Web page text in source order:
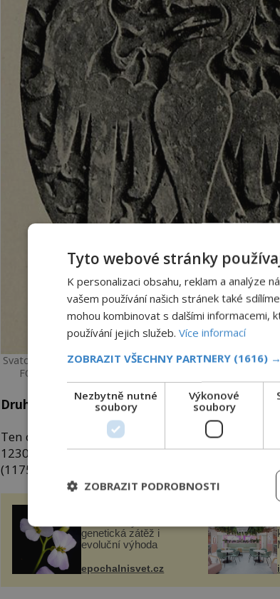
Svatováclavská orlice na náhrobku Přemysla Otakara I. v
FOTO: Hugo Gerhard Ströhl (1851–1919)/Creative
Druhý ocas
Ten druhý získává zřejmě až za
Přemysla
1230), který pomáhá římskému císařiOttovi IV.
(1175/1176–1218) proti Sasům.
genetická zátěž i
evoluční výhoda
epochalnisvet.cz
Tyto webové stránky
K personalizaci obsahu, reklam a analýze
vašem používání našich stránek také
mohou kombinovat s dalšími
používání jejich služeb. Více informací
ZOBRAZIT VŠECHNY PARTNERY (1616) →
Nezbytně nutné
soubory
Výkonové
soubory
ZOBRAZIT PODROBNOSTI